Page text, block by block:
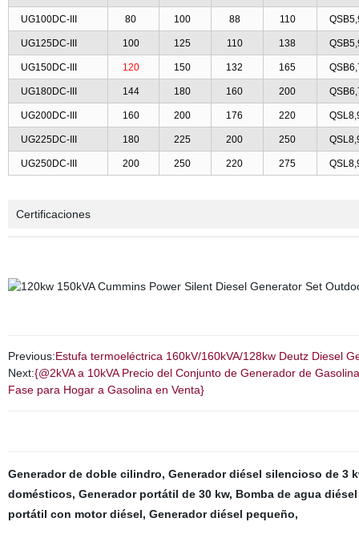
UG100DC-III 80 100 88 110
UG125DC-III 100 125 110 138
UG150DC-III 120 150 132 165
UG180DC-III 144 180 160 200
UG200DC-III 160 200 176 220
UG225DC-III 180 225 200 250
UG250DC-III 200 250 220 275
Certificaciones
Previous:Estufa termoeléctrica 160kV/160kVA/128kw Deutz Diesel
Next:{@2kVA a 10kVA Precio del Conjunto de Generador de
Fase para Hogar a Gasolina en Venta}
Generador de doble cilindro, Generador diésel silencioso de 3
domésticos, Generador portátil de 30 kw, Bomba de agua
portátil con motor diésel, Generador diésel pequeño,